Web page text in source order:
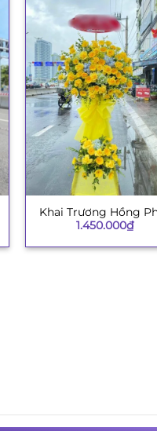
+
Khai Trương Hồng
003
1.450.000₫